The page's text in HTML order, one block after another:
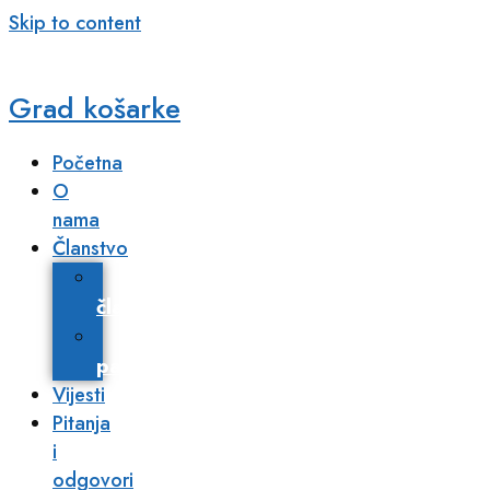
Skip to content
Grad košarke
Početna
O
nama
Članstvo
član
partneri​
Vijesti
Pitanja
i
odgovori